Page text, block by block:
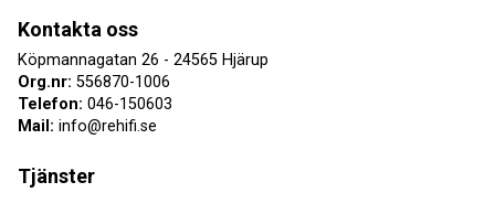
Kontakta oss
Köpmannagatan 26 - 24565 Hjärup
Org.nr: 556870-1006
Telefon: 046-150603
Mail: info@rehifi.se
Tjänster